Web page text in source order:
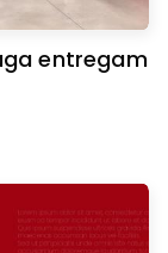
entregam